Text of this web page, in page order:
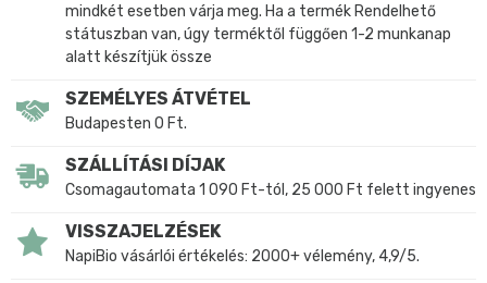
mindkét esetben várja meg. Ha a termék Rendelhető
státuszban van, úgy terméktől függően 1-2 munkanap
alatt készítjük össze
SZEMÉLYES ÁTVÉTEL
Budapesten 0 Ft.
SZÁLLÍTÁSI DÍJAK
Csomagautomata 1 090 Ft-tól, 25 000 Ft felett ingyenes
VISSZAJELZÉSEK
NapiBio vásárlói értékelés: 2000+ vélemény, 4,9/5.